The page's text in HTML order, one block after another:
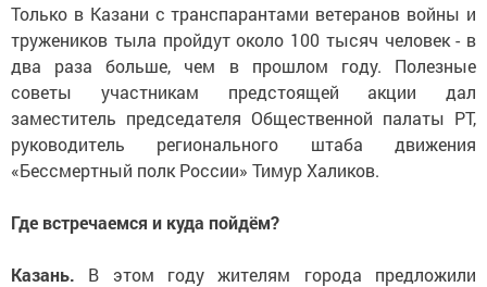
Только в Казани с транспарантами ветеранов войны и
тружеников тыла пройдут около 100 тысяч человек - в
два раза больше, чем в прошлом году. Полезные
советы участникам предстоящей акции дал
заместитель председателя Общественной палаты РТ,
руководитель регионального штаба движения
«Бессмертный полк России» Тимур Халиков.
Где встречаемся и куда пойдём?
Казань. В этом году жителям города предложили